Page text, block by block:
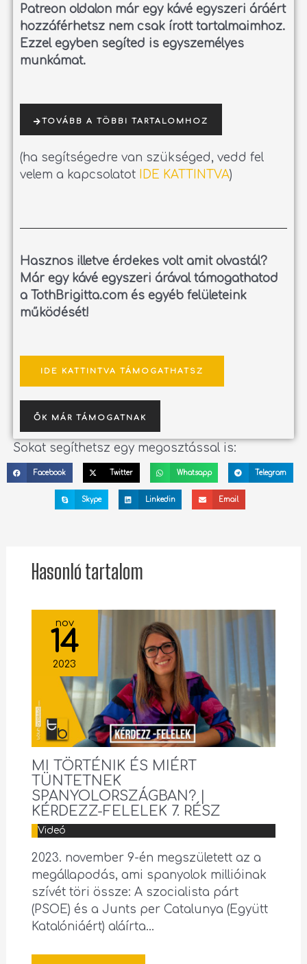
Patreon oldalon már egy kávé egyszeri áráért
hozzáférhetsz nem csak írott tartalmaimhoz.
Ezzel egyben segíted is egyszemélyes
munkámat.
TOVÁBB A TÖBBI TARTALOMHOZ
(ha segítségedre van szükséged, vedd fel
velem a kapcsolatot IDE KATTINTVA)
Hasznos illetve érdekes volt amit olvastál?
Már egy kávé egyszeri árával támogathatod
a TothBrigitta.com és egyéb felületeink
működését!
IDE KATTINTVA TÁMOGATHATSZ
ŐK MÁR TÁMOGATNAK
Sokat segíthetsz egy megosztással is:
Facebook Twitter Whatsapp Telegram
Skype Linkedin Email
Hasonló tartalom
nov
14
2023
MI TÖRTÉNIK ÉS MIÉRT
TÜNTETNEK
SPANYOLORSZÁGBAN? |
KÉRDEZZ-FELELEK 7. RÉSZ
Videó
2023. november 9-én megszületett az a
megállapodás, ami spanyolok millióinak
szívét töri össze: A szocialista párt
(PSOE) és a Junts per Catalunya (Együtt
Katalóniáért) aláírta…